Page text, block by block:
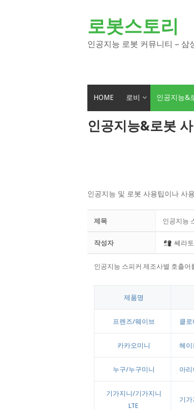
로봇스토리
인공지능 로봇 커뮤니티 – 삼
HOME 로비 인공지능&
인공지능&로봇
인공지능 및 로봇 사용팁이나 사
제목 인공지능
작성자 쎄라토
인공지능 스피커 제조사별 호출어
제품명
프렌즈/웨이브 클로
카카오미니 헤이
누구/누구미니 아리
기가지니/기가지니
LTE
기가